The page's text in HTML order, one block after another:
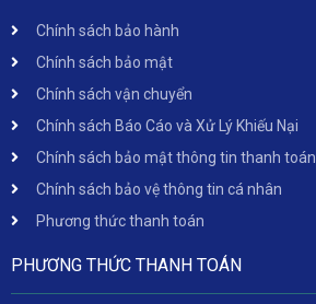
Chính sách bảo hành
Chính sách bảo mật
Chính sách vận chuyển
Chính sách Báo Cáo và Xử Lý Khiếu Nại
Chính sách bảo mật thông tin thanh toán
Chính sách bảo vệ thông tin cá nhân
Phương thức thanh toán
PHƯƠNG THỨC THANH TOÁN